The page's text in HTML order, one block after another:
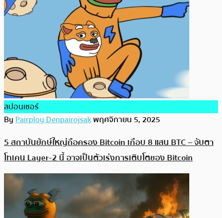
สปอนเซอร์
ByPairploy Denpairojsakพฤศจิกายน 5, 2025
5 สถาบันยักษ์ใหญ่ถือครอง Bitcoin เกือบ 8 แสน BTC – จับตา
โทเคน Layer-2 นี้ อาจเป็นตัวเร่งการเติบโตของ Bitcoin